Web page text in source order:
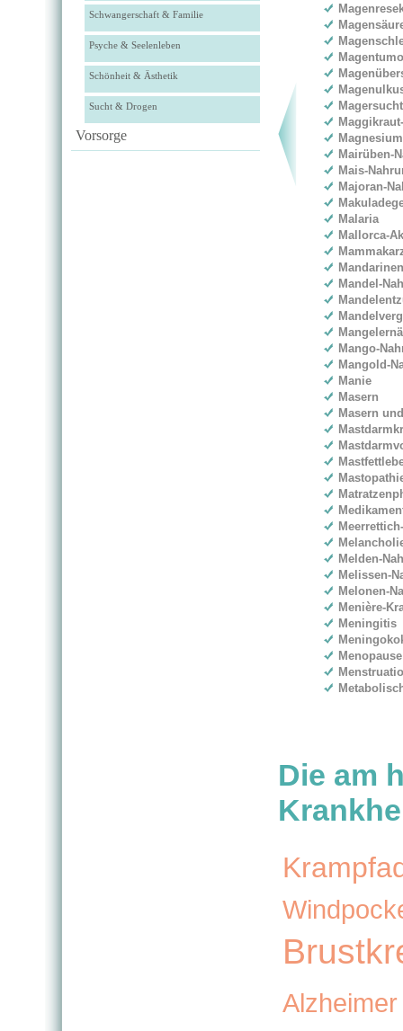
Schwangerschaft & Familie
Psyche & Seelenleben
Schönheit & Ästhetik
Sucht & Drogen
Vorsorge
Magersucht
Mairüben-
Mais-
Majoran-
Malaria
Mallorca-
Mandel-
Mango-
Mangold-
Manie
Masern
Masern
Melden-
Melissen-
Melonen-
Menière-
Meningitis
Menopause
Die am